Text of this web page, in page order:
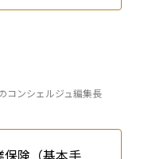
コンシェルジュ編集長